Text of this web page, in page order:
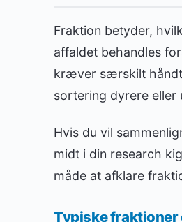
Fraktion betyder,
affaldet behandles
kræver særskilt
sortering dyrere eller
Hvis du vil
midt i din research
måde at afklare
Typiske